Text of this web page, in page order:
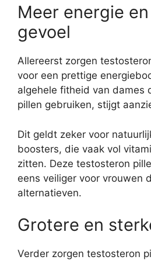
Meer energie
gevoel
Allereerst zorgen
voor een prettige
algehele fitheid van dames
pillen gebruiken, stijgt
Dit geldt zeker voor
boosters, die vaak vol
zitten. Deze testosteron
eens veiliger voor vrouwen
alternatieven.
Grotere en
Verder zorgen testosteron